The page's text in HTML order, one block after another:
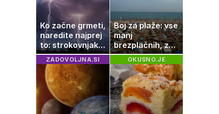
Ko začne grmeti,
naredite najprej
to: strokovnjaki
opozarjajo na
pogosto napako
Boj za plaže: vse
manj
brezplačnih, za
ležalnik in
senčnik tudi več
kot 40 evrov
ZADOVOLJNA.SI OKUSNO.JE